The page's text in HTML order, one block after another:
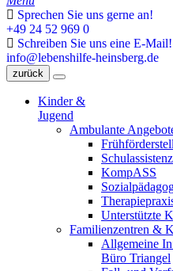
Sprechen Sie uns gerne an!
+49 24 52 969 0
Schreiben Sie uns eine E-Mail!
info@lebenshilfe-heinsberg.de
zurück
Kinder &
Jugend
Ambulante
Schulassistenz
KompASS
Unterstützte
Familienzentren &
Allgemeine
Büro Triangel